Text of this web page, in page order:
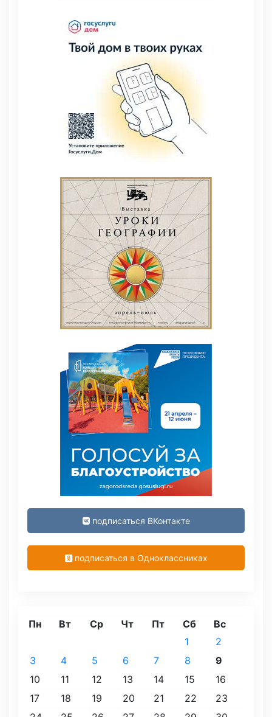
подписаться ВКонтакте
подписаться в Одноклассниках
Пн Вт Ср Чт Пт Сб
Вс
1
2
3
4 5 6 7 8
9
10
11 12 13 14 15
16
17
18 19 20 21 22
23